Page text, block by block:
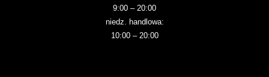
9:00 – 20:00
niedz. handlowa:
10:00 – 20:00